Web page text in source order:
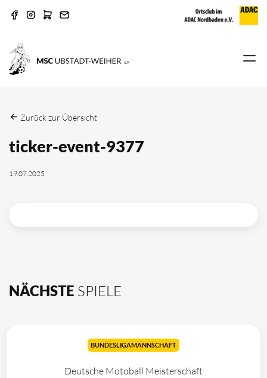
Zurück zur Übersicht
ticker-event-9377
19.07.2025
NÄCHSTE SPIELE
BUNDESLIGAMANNSCHAFT
Deutsche Motoball Meisterschaft